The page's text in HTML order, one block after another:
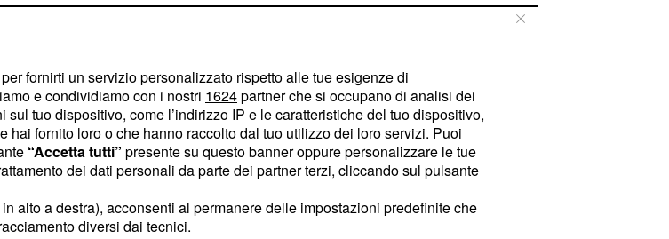
Il
,
fornirti un servizio personalizzato rispetto alle tue esigenze di
e condividiamo con i nostri 1624partner che si occupano di analisi dei
tuo dispositivo, come l’indirizzo IP e le caratteristiche del tuo dispositivo,
fornito loro o che hanno raccolto dal tuo utilizzo dei loro servizi. Puoi
“Accetta tutti” presente su questo banner oppure personalizzare le tue
dei dati personali da parte dei partner terzi, cliccando sul pulsante
in alto a destra), acconsenti al permanere delle impostazioni predefinite che
diversi dai tecnici.